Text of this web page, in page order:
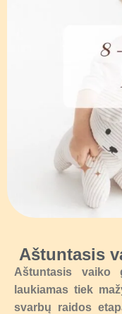
Aštuntasis
Aštuntasis vaiko
laukiamas tiek
svarbų raidos